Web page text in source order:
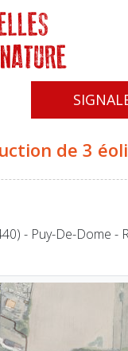
de 3
- Puy-De-Dome -